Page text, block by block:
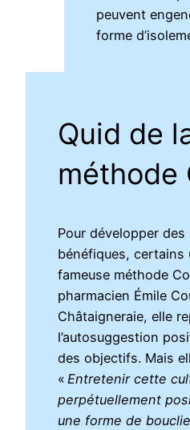
peuvent
forme
Quid de
méthode
Pour développer
bénéfiques, certains
fameuse méthode
pharmacien Émile
Châtaigneraie, elle
l’autosuggestion
des objectifs. Mais
«Entretenir cette
perpétuellement
une forme de